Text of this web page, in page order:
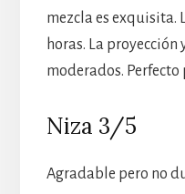
mezcla es exquisita.
horas. La proyección
moderados. Perfecto
Niza 3/5
Agradable pero no